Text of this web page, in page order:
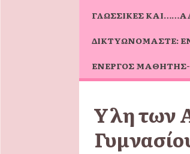
ΓΛΩΣΣΙΚΈΣ
ΔΙΚΤΥΩΝΌΜΑΣΤΕ:
ΕΝΕΡΓΌΣ
Ύλη των